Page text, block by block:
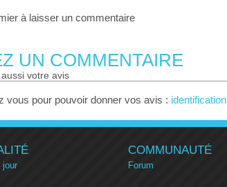
à laisser un commentaire
UN COMMENTAIRE
aussi votre avis
vous pour pouvoir donner vos avis : identification
jour
COMMUNAUTÉ
Forum